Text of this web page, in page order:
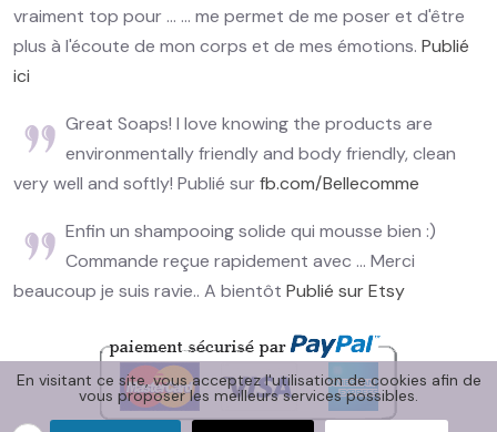
vraiment top pour ... ... me permet de me poser et d'être
plus à l'écoute de mon corps et de mes émotions. Publié
ici
Great Soaps! I love knowing the products are
environmentally friendly and body friendly, clean
very well and softly! Publié surfb.com/Bellecomme
Enfin un shampooing solide qui mousse bien :)
Commande reçue rapidement avec ... Merci
beaucoup je suis ravie.. A bientôt Publié sur Etsy
En visitant ce site, vous acceptez l'utilisation de cookies afin de
vous proposer les meilleurs services possibles.